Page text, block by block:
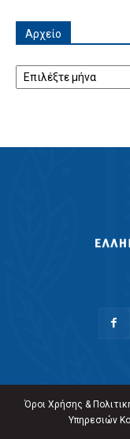
Αρχείο
Όροι Χρήσης &
Υπηρεσιών